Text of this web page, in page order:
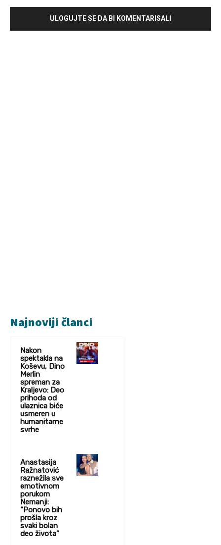
ULOGUJTE SE DA BI KOMENTARISALI
Najnoviji članci
Nakon
spektakla na
Koševu, Dino
Merlin
spreman za
Kraljevo: Deo
prihoda od
ulaznica biće
usmeren u
humanitarne
svrhe
Anastasija
Ražnatović
raznežila sve
emotivnom
porukom
Nemanji:
“Ponovo bih
prošla kroz
svaki bolan
deo života”